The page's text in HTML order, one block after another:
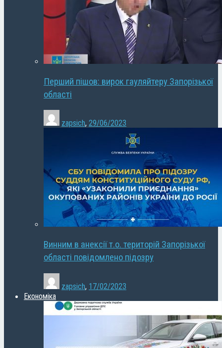
Перший пішов: вирок гауляйтеру Запорізької
області
zapsich, 29/06/2023
Винним в анексії т.о. територій Запорізької
області повідомлено підозру
zapsich, 17/02/2023
Економіка